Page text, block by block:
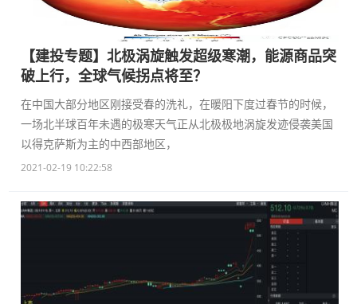
【建投专题】北极涡旋触发超级寒潮，能源商品突
破上行，全球气候拐点将至？
在中国大部分地区刚接受春的洗礼，在暖阳下度过春节的时候，
一场北半球百年未遇的极寒天气正从北极极地涡旋发迹侵袭美国
以得克萨斯为主的中西部地区，
2021-02-19 10:22:58